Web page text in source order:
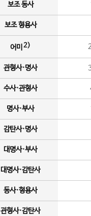
보조 동사
보조 형용사
어미 2)
관형사·명사
수사·관형사
명사·부사
감탄사·명사
대명사·부사
대명사·감탄사
동사·형용사
관형사·감탄사